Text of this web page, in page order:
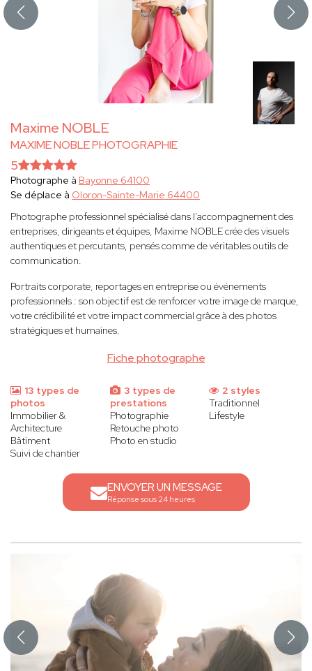
Maxime NOBLE
MAXIME NOBLE PHOTOGRAPHIE
Fiche photographe
5
Photographe à Bayonne 64100
Se déplace à Oloron-Sainte-Marie 64400
Photographe professionnel spécialisé dans l’accompagnement des
entreprises, dirigeants et équipes, Maxime NOBLE crée des visuels
authentiques et percutants, pensés comme de véritables outils de
communication.
Portraits corporate, reportages en entreprise ou événements
professionnels : son objectif est de renforcer votre image de marque,
votre crédibilité et votre impact commercial grâce à des photos
stratégiques et humaines.
13 types de
photos
Immobilier &
Architecture
Bâtiment
Suivi de chantier
3 types de
prestations
Photographie
Retouche photo
Photo en studio
2 styles
Traditionnel
Lifestyle
ENVOYER UN MESSAGE
Réponse sous 24 heures